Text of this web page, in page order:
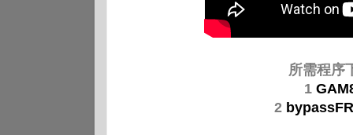
所需程序
1
2